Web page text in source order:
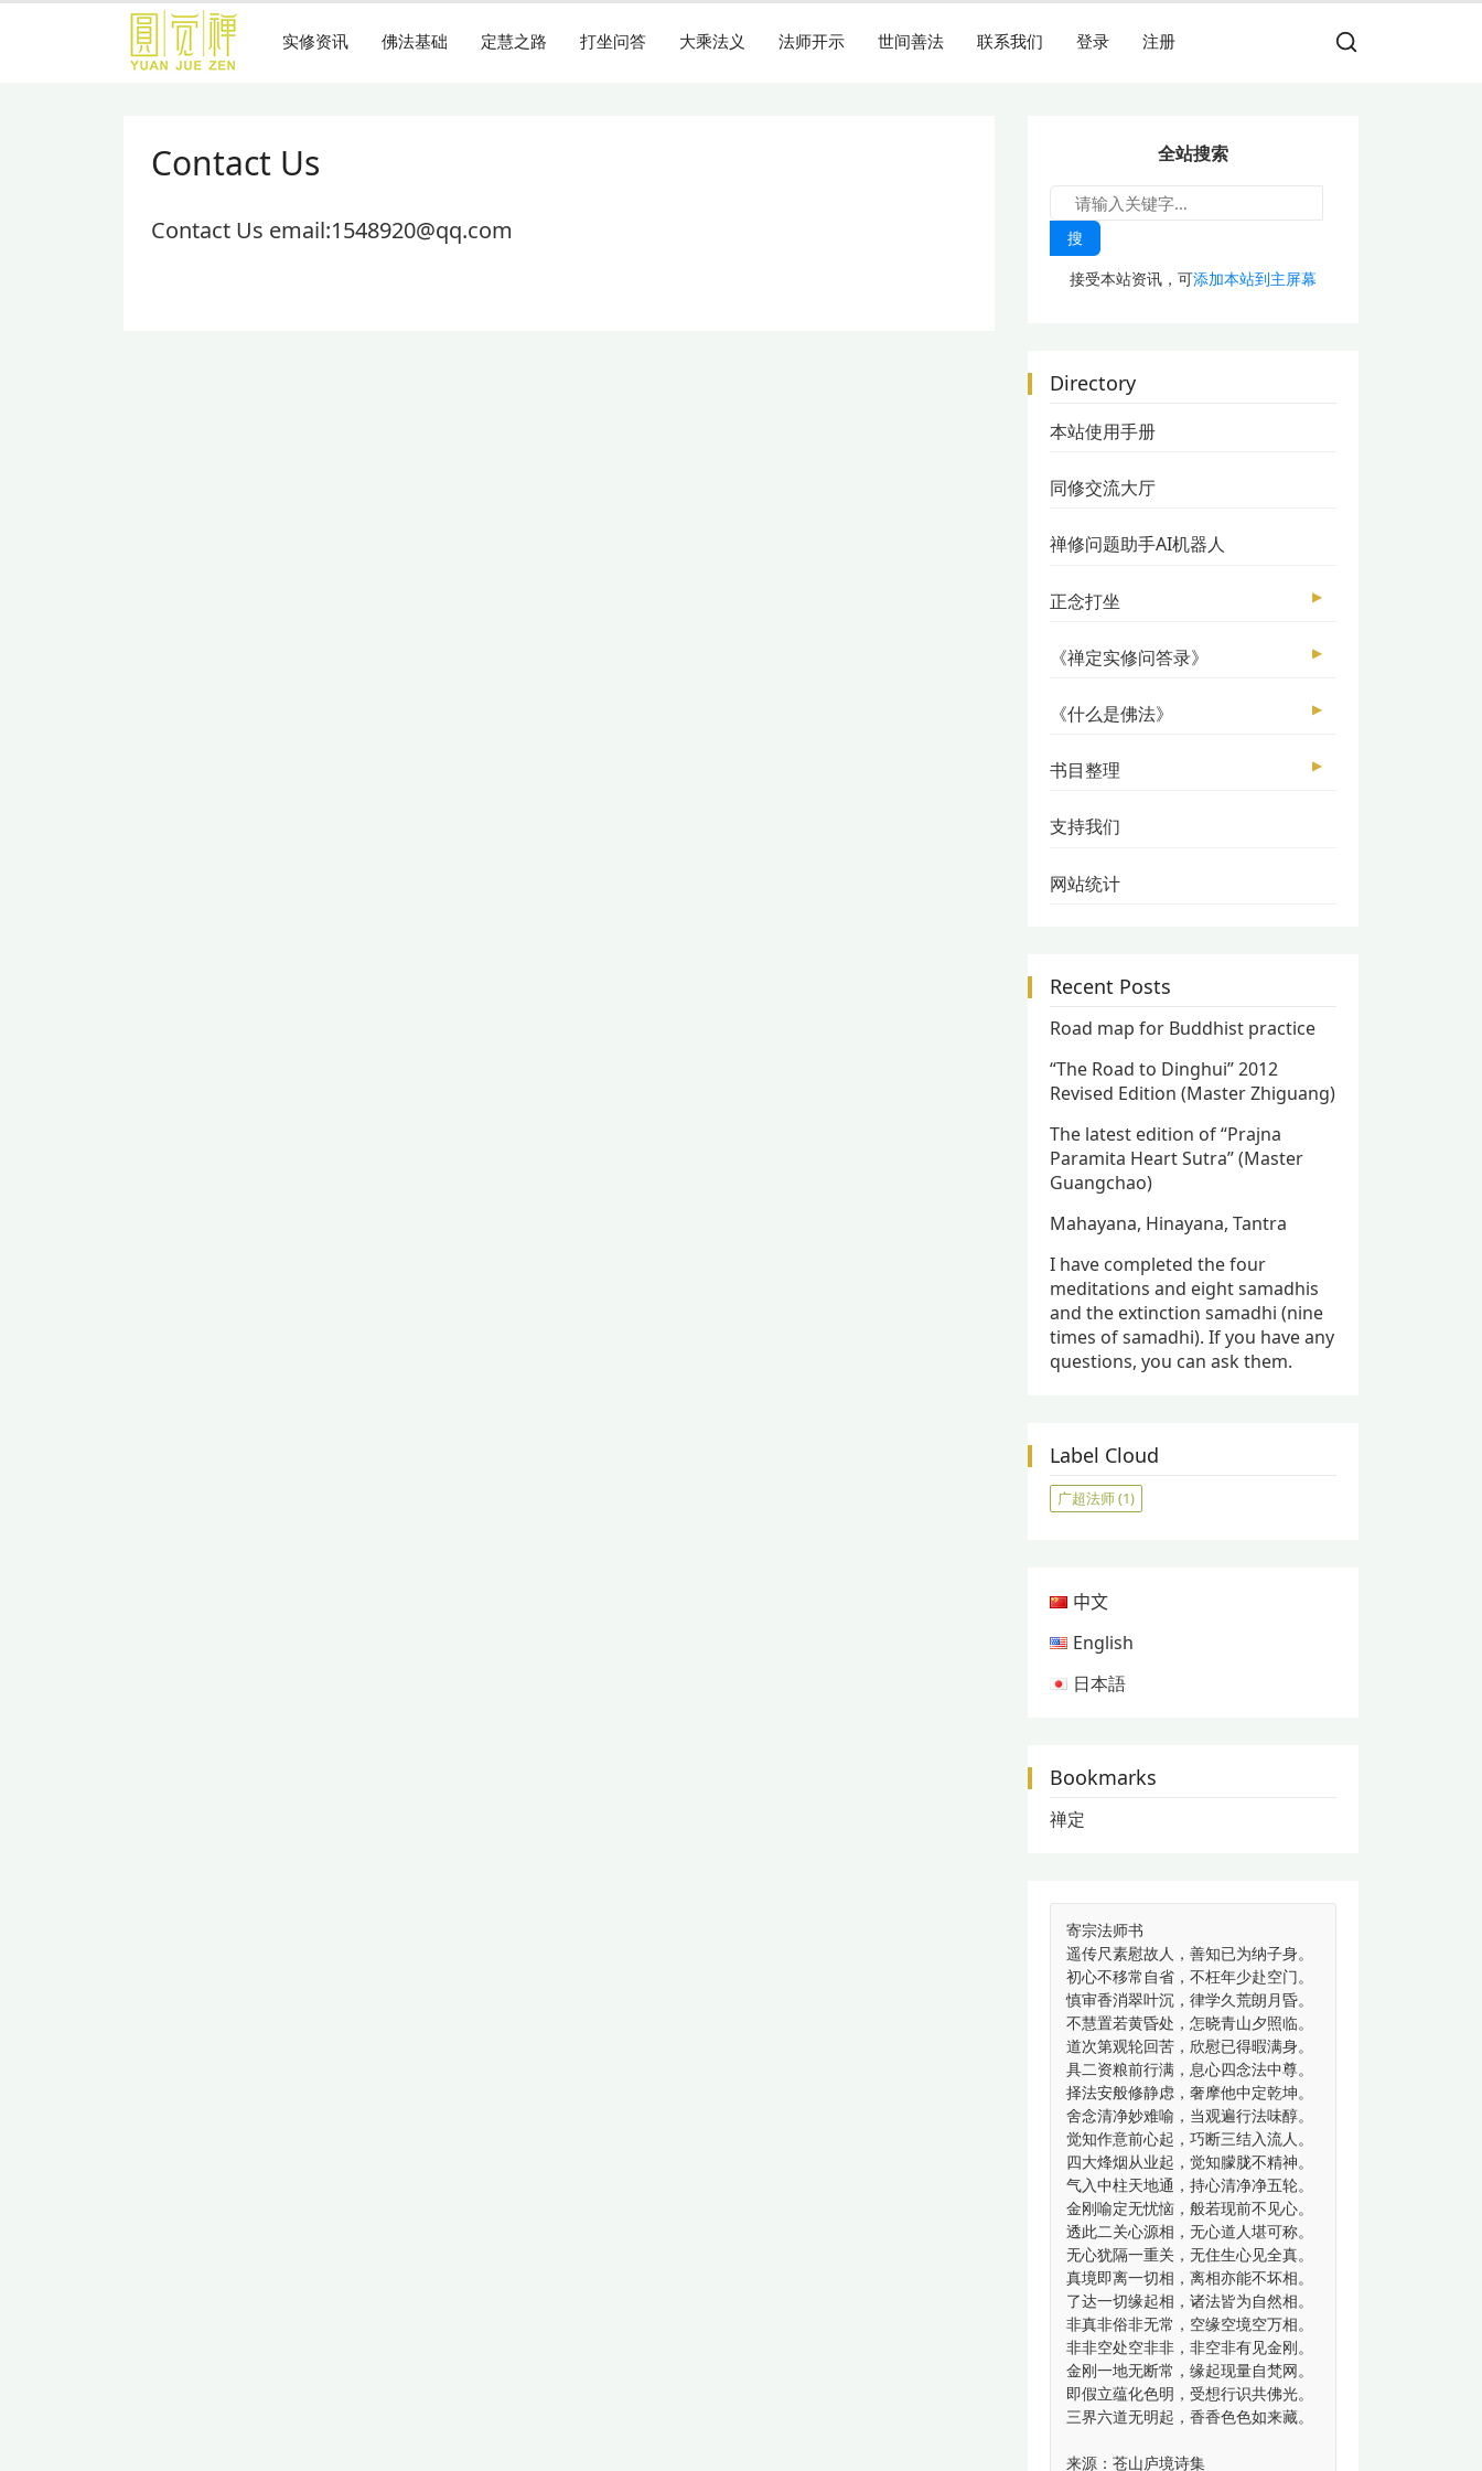
实修资讯 佛法基础 定慧之路 打坐问答 大乘法义 法师开示 世间善法 联系我们 登录 注册
Contact Us
Contact Us email:1548920@qq.com
全站搜索
搜
接受本站资讯，可添加本站到主屏幕
Directory
本站使用手册
同修交流大厅
禅修问题助手AI机器人
正念打坐 ▶
《禅定实修问答录》 ▶
《什么是佛法》 ▶
书目整理 ▶
支持我们
网站统计
Recent Posts
Road map for Buddhist practice
“The Road to Dinghui” 2012
Revised Edition (Master Zhiguang)
The latest edition of “Prajna
Paramita Heart Sutra” (Master
Guangchao)
Mahayana, Hinayana, Tantra
I have completed the four
meditations and eight samadhis
and the extinction samadhi (nine
times of samadhi). If you have any
questions, you can ask them.
Label Cloud
广超法师(1)
中文
English
日本語
Bookmarks
禅定
寄宗法师书
遥传尺素慰故人，善知已为纳子身。
初心不移常自省，不枉年少赴空门。
慎审香消翠叶沉，律学久荒朗月昏。
不慧置若黄昏处，怎晓青山夕照临。
道次第观轮回苦，欣慰已得暇满身。
具二资粮前行满，息心四念法中尊。
择法安般修静虑，奢摩他中定乾坤。
舍念清净妙难喻，当观遍行法味醇。
觉知作意前心起，巧断三结入流人。
四大烽烟从业起，觉知朦胧不精神。
气入中柱天地通，持心清净净五轮。
金刚喻定无忧恼，般若现前不见心。
透此二关心源相，无心道人堪可称。
无心犹隔一重关，无住生心见全真。
真境即离一切相，离相亦能不坏相。
了达一切缘起相，诸法皆为自然相。
非真非俗非无常，空缘空境空万相。
非非空处空非非，非空非有见金刚。
金刚一地无断常，缘起现量自梵网。
即假立蕴化色明，受想行识共佛光。
三界六道无明起，香香色色如来藏。
来源：苍山庐境诗集